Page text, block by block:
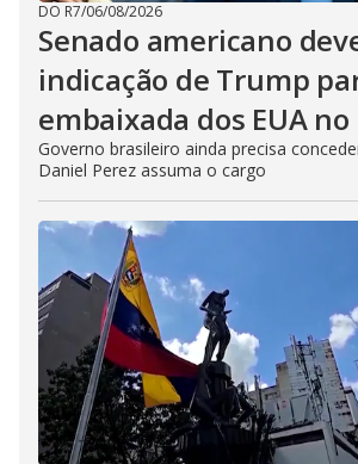
DO R7/06/08/2026
Senado americano
indicação de Trump
embaixada dos EUA no
Governo brasileiro ainda precisa
Daniel Perez assuma o cargo